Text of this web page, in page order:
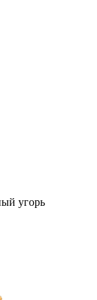
угорь